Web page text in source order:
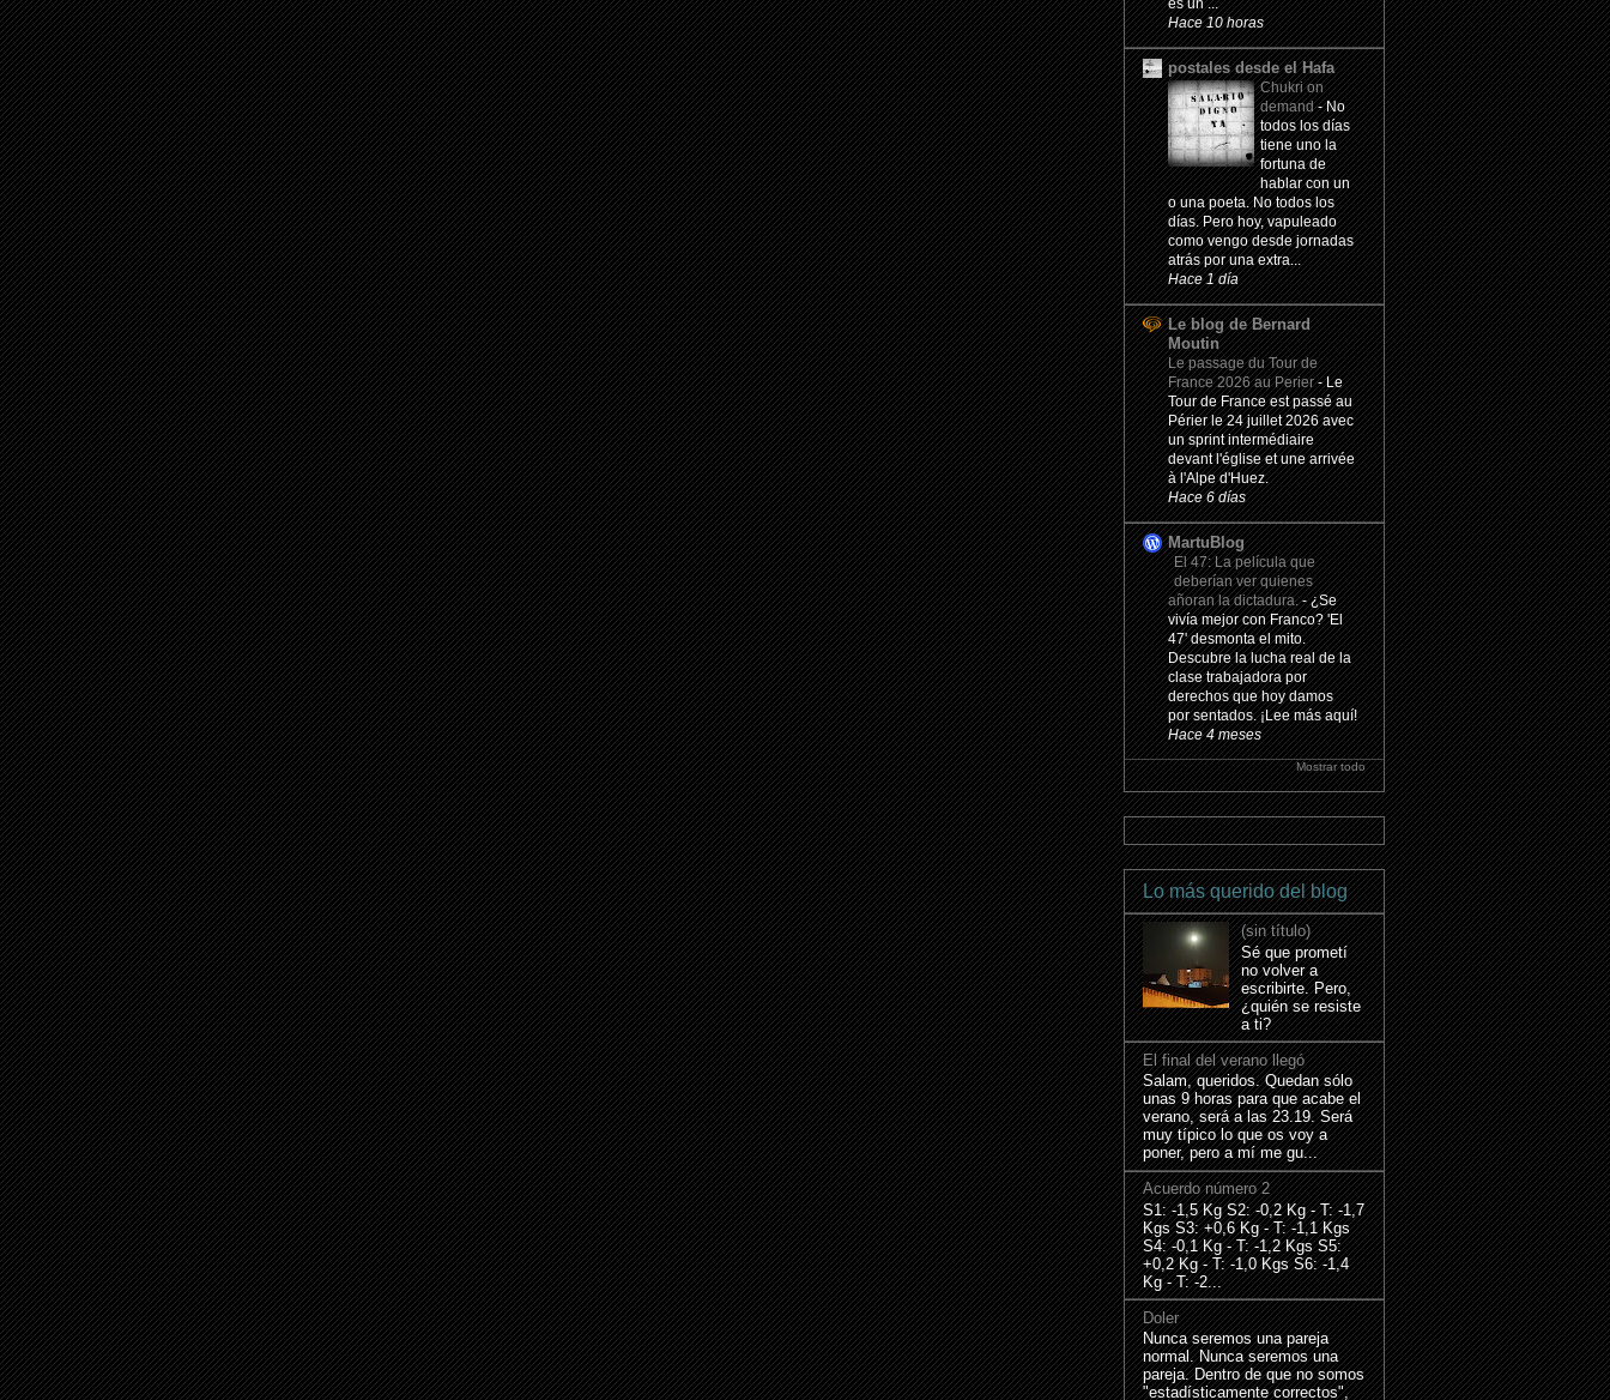
es un ...
Hace 10 horas
postales desde el Hafa
Chukri on
demand-No
todos los días
tiene uno la
fortuna de
hablar con un
o una poeta. No todos los
días. Pero hoy, vapuleado
como vengo desde jornadas
atrás por una extra...
Hace 1 día
Le blog de Bernard
Moutin
Le passage du Tour de
France 2026 au Perier-Le
Tour de France est passé au
Périer le 24 juillet 2026 avec
un sprint intermédiaire
devant l'église et une arrivée
à l'Alpe d'Huez.
Hace 6 días
MartuBlog
El 47: La película que
deberían ver quienes
añoran la dictadura.-¿Se
vivía mejor con Franco? 'El
47' desmonta el mito.
Descubre la lucha real de la
clase trabajadora por
derechos que hoy damos
por sentados. ¡Lee más aquí!
Hace 4 meses
Mostrar todo
Lo más querido del blog
(sin título)
Sé que prometí
no volver a
escribirte. Pero,
¿quién se resiste
a ti?
El final del verano llegó
Salam, queridos. Quedan sólo
unas 9 horas para que acabe el
verano, será a las 23.19. Será
muy típico lo que os voy a
poner, pero a mí me gu...
Acuerdo número 2
S1: -1,5 Kg S2: -0,2 Kg - T: -1,7
Kgs S3: +0,6 Kg - T: -1,1 Kgs
S4: -0,1 Kg - T: -1,2 Kgs S5:
+0,2 Kg - T: -1,0 Kgs S6: -1,4
Kg - T: -2...
Doler
Nunca seremos una pareja
normal. Nunca seremos una
pareja. Dentro de que no somos
"estadísticamente correctos",